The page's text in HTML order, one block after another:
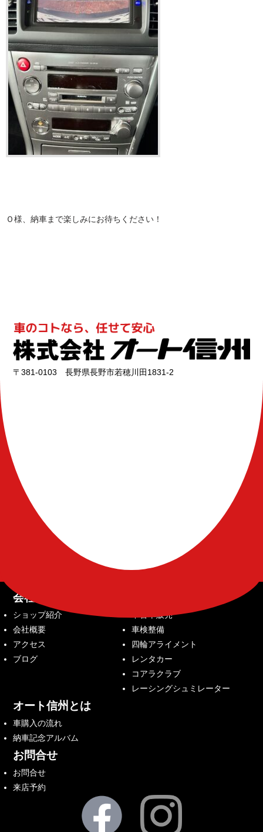
Ｏ様、納車まで楽しみにお待ちください！
〒381-0103 長野県長野市若穂川田1831-2
会社案内
ショップ紹介
会社概要
アクセス
ブログ
中古車販売
車検整備
四輪アライメント
レンタカー
コアラクラブ
レーシングシュミレーター
オート信州とは
車購入の流れ
納車記念アルバム
お問合せ
お問合せ
来店予約